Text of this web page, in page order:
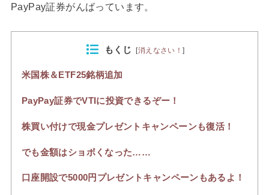
PayPay証券がんばっています。
もくじ [消えなさい！]
米国株＆ETF25銘柄追加
PayPay証券でVTIに投資できるぞー！
株買い付けで現金プレゼントキャンペーンも復活！
でも金額はショボくなった……
口座開設で5000円プレゼントキャンペーンもあるよ！